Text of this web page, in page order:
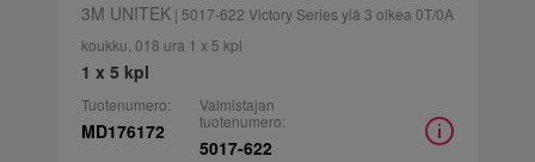
3M UNITEK| 5017-622 Victory Series ylä 3 oikea 0T/0A
koukku, 018 ura 1 x 5 kpl
1 x 5 kpl
Tuotenumero:
MD176172
Valmistajan
tuotenumero:
5017-622